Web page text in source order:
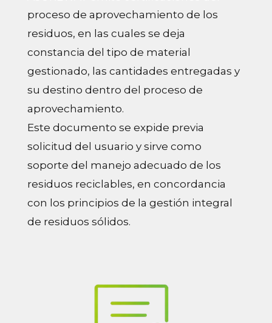
proceso de aprovechamiento de los
residuos, en las cuales se deja
constancia del tipo de material
gestionado, las cantidades entregadas y
su destino dentro del proceso de
aprovechamiento.
Este documento se expide previa
solicitud del usuario y sirve como
soporte del manejo adecuado de los
residuos reciclables, en concordancia
con los principios de la gestión integral
de residuos sólidos.